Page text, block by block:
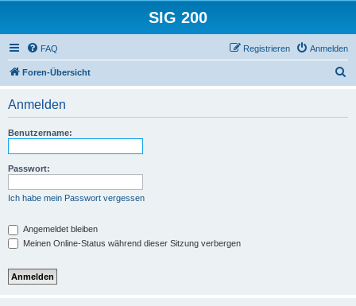
SIG 200
FAQ Anmelden
Registrieren
Foren-Übersicht
Anmelden
Benutzername:
Passwort:
Ich habe mein Passwort vergessen
Angemeldet bleiben
Meinen Online-Status während dieser Sitzung verbergen